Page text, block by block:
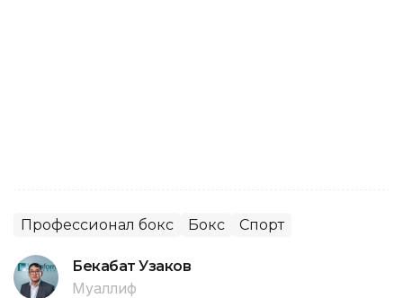
Профессионал бокс Бокс Спорт
Бекабат Узаков
Муаллиф